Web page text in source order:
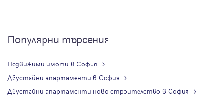
Популярни търсения
Недвижими имоти в София
Двустайни апартаменти в София
Двустайни апартаменти ново строителство в София